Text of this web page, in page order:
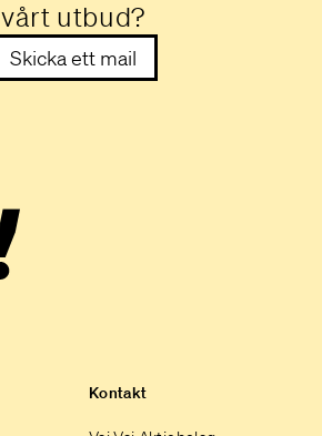
vårt utbud?
Skicka ett mail
Kontakt